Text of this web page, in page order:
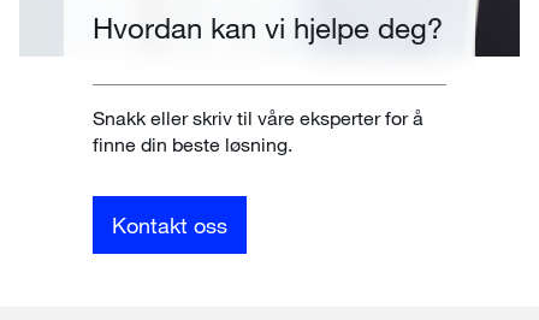
Hvordan kan vi hjelpe deg?
Snakk eller skriv til våre eksperter for å
finne din beste løsning.
Kontakt oss